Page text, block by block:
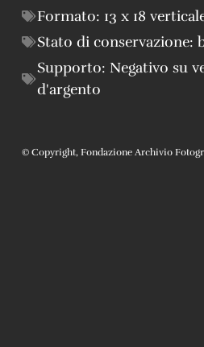
Formato: 13 x 18
Stato di conservazione:
Supporto: Negativo su
d'argento
© Copyright, Fondazione Archivio